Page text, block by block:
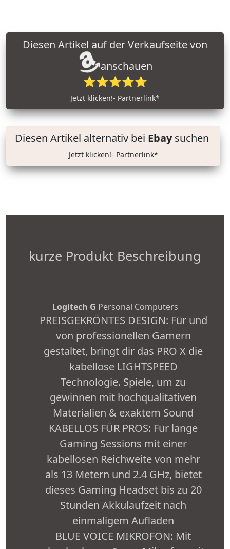
anschauen
⭐⭐⭐⭐⭐
Jetzt klicken!- Partnerlink*
Diesen Artikel alternativ bei Ebaysuchen
Jetzt klicken!- Partnerlink*
kurze Produkt Beschreibung
Logitech G Personal Computers
PREISGEKRÖNTES DESIGN: Für und
von professionellen Gamern
gestaltet, bringt dir das PRO X die
kabellose LIGHTSPEED
Technologie. Spiele, um zu
gewinnen mit hochqualitativen
Materialien & exaktem Sound
KABELLOS FÜR PROS: Für lange
Gaming Sessions mit einer
kabellosen Reichweite von mehr
als 13 Metern und 2.4 GHz, bietet
dieses Gaming Headset bis zu 20
Stunden Akkulaufzeit nach
einmaligem Aufladen
BLUE VOICE MIKROFON: Mit